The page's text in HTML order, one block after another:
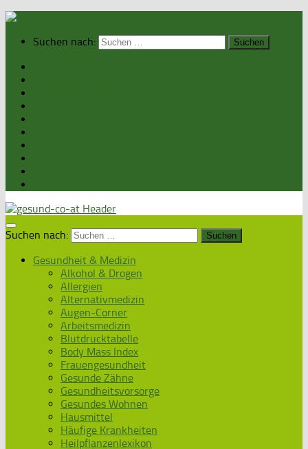
Suchen nach:
Suchen nach:
Gesundheit & Medizin
Alkohol & Drogen
Allergien
Alternativmedizin
Augen-Corner
Arbeitsmedizin
Blutdrucktabelle
Body Mass Index
Frauengesundheit
Gesunde Zähne
Gesundheitsvorsorge
Gesundes Wohnen
Hausmittel
Häufige Krankheiten
Heilpflanzenlexikon